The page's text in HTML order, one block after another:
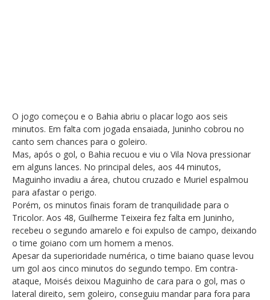
O jogo começou e o Bahia abriu o placar logo aos seis
minutos. Em falta com jogada ensaiada, Juninho cobrou no
canto sem chances para o goleiro.
Mas, após o gol, o Bahia recuou e viu o Vila Nova pressionar
em alguns lances. No principal deles, aos 44 minutos,
Maguinho invadiu a área, chutou cruzado e Muriel espalmou
para afastar o perigo.
Porém, os minutos finais foram de tranquilidade para o
Tricolor. Aos 48, Guilherme Teixeira fez falta em Juninho,
recebeu o segundo amarelo e foi expulso de campo, deixando
o time goiano com um homem a menos.
Apesar da superioridade numérica, o time baiano quase levou
um gol aos cinco minutos do segundo tempo. Em contra-
ataque, Moisés deixou Maguinho de cara para o gol, mas o
lateral direito, sem goleiro, conseguiu mandar para fora para